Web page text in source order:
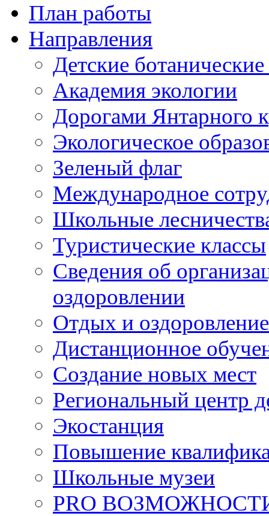
План работы
Направления
Детские
Академия экологии
Дорогами Янтарного
Экологическое
Зеленый флаг
Международное
Школьные
Туристические классы
Сведения об
оздоровлении
Отдых и
Дистанционное
Создание новых мест
Региональный центр
Экостанция
Повышение
Школьные музеи
PRO